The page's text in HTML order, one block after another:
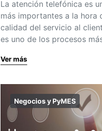
La atención telefónica es
más importantes a la hora
calidad del servicio al
es uno de los procesos
Ver más
Negocios y PyMES